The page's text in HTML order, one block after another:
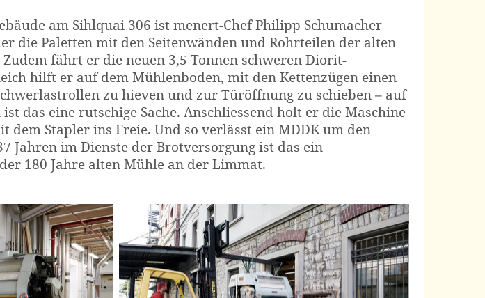
am Sihlquai 306 ist menert-Chef Philipp Schumacher
die Paletten mit den Seitenwänden und Rohrteilen der alten
fährt er die neuen 3,5 Tonnen schweren Diorit-
hilft er auf dem Mühlenboden, mit den Kettenzügen einen
zu hieven und zur Türöffnung zu schieben – auf
das eine rutschige Sache. Anschliessend holt er die Maschine
dem Stapler ins Freie. Und so verlässt ein MDDK um den
Jahren im Dienste der Brotversorgung ist das ein
180 Jahre alten Mühle an der Limmat.